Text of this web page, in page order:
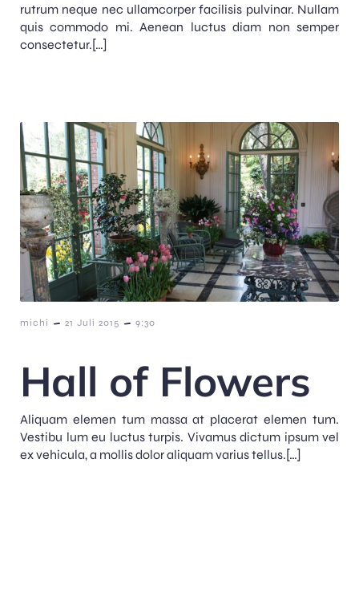
rutrum neque nec ullamcorper facilisis pulvinar. Nullam
quis commodo mi. Aenean luctus diam non semper
consectetur.[…]
michi - 21 Juli 2015 - 9:30
Hall of Flowers
Aliquam elemen tum massa at placerat elemen tum.
Vestibu lum eu luctus turpis. Vivamus dictum ipsum vel
ex vehicula, a mollis dolor aliquam varius tellus.[…]